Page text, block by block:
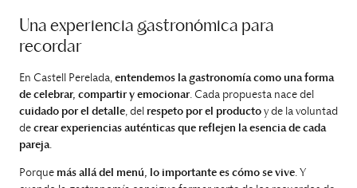
Una experiencia gastronómica para
recordar
En Castell Perelada, entendemos la gastronomía como una forma
de celebrar, compartir y emocionar . Cada propuesta nace del
cuidado por el detalle , del respeto por el producto y de la voluntad
de crear experiencias auténticas que reflejen la esencia de cada
pareja
Porque más allá del menú, lo importante es cómo se vive. Y